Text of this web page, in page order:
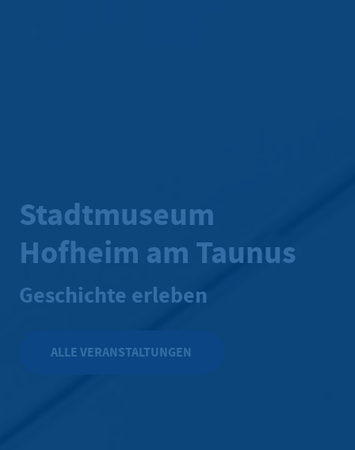
Stadtmuseum
Hofheim am Taunus
Geschichte erleben
ALLE VERANSTALTUNGEN